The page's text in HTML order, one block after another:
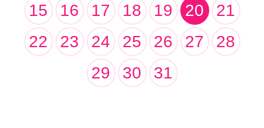
15
16 17 18 19 20
21
22
23 24 25 26 27
28
29
30 31